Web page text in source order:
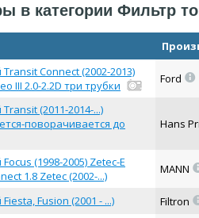
в категории Фильтр
Connect (2002-2013)
III 2.0-2.2D три трубки
Ford =
(2011-2014-...)
поворачивается до
Hans
(1998-2005) Zetec-E
1.8 Zetec (2002-...)
MANN
Fusion (2001 - ...) Filtron